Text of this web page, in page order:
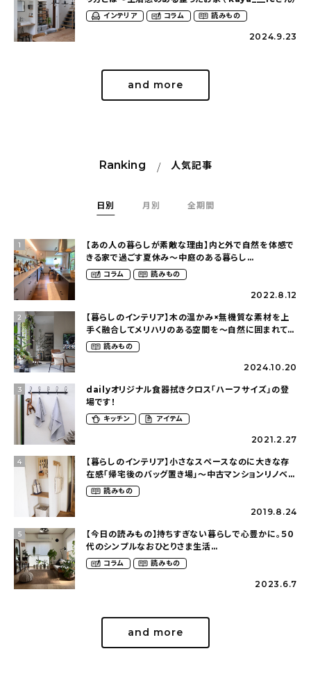
インテリア コラム 読みもの
2024.9.23
and more
Ranking 人気記事
日別 月別 全期間
1
【あの人の暮らしが素敵な理由】内と外で自然を体感で
きる家で過ごす夏休み〜中庭のある暮らし
（yume_2700さん）
コラム 読みもの
2022.8.12
2
【暮らしのインテリア】木の温かみ×無機質な素材を上
手く融合してメリハリのある空間を〜自然に囲まれて暮
らす（ki_no_ieさん）
読みもの
2024.10.20
3
dailyオリジナル食器拭きクロス「ハーフサイズ」の登
場です！
キッチン アイテム
2021.2.27
4
【暮らしのインテリア】小さなスペースなのに大きな存
在感「帰宅後のバッグ置き場」～中古マンションリノベー
ションで叶えたコダワリの暮らし（cocoyuko___さ
ん）
読みもの
2019.8.24
5
【今日の読みもの】持ちすぎない暮らしで心豊かに。５０
代のシンプルなおひとりさま生活
（ohitorisama_kurasiさん）
コラム 読みもの
2023.6.7
and more